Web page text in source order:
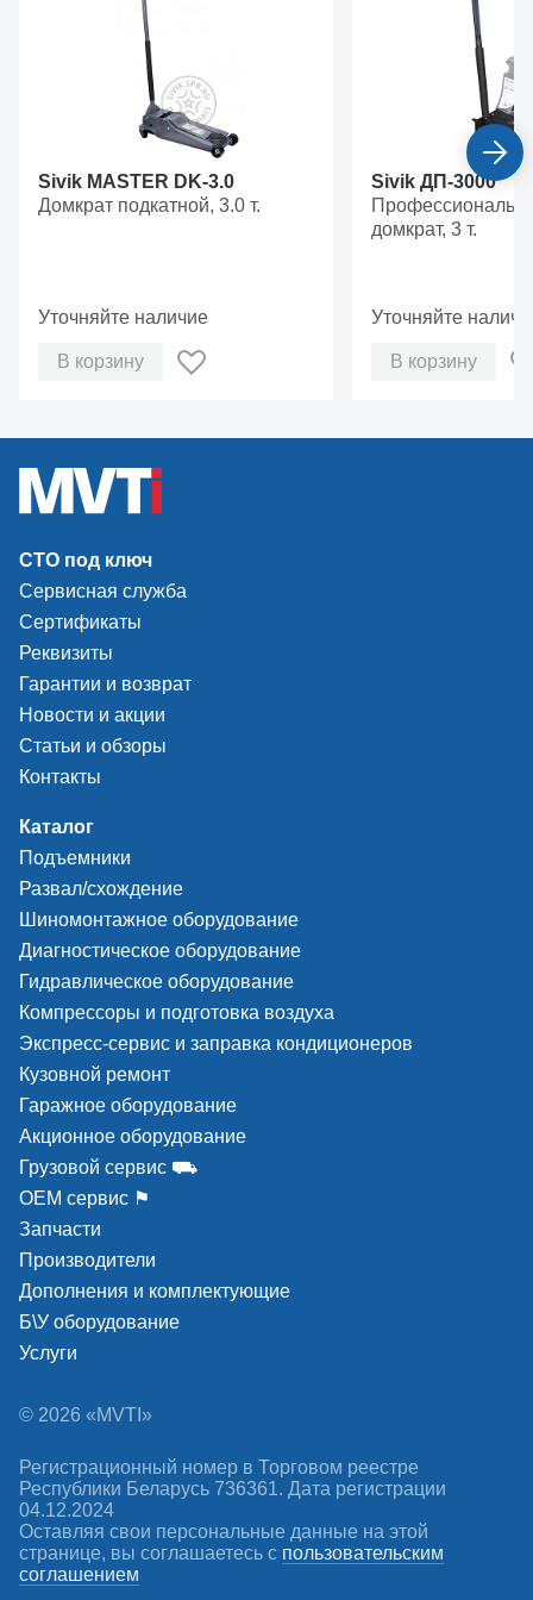
Sivik MASTER DK-3.0
Домкрат подкатной, 3.0 т.
Уточняйте наличие
В корзину
Sivik ДП-3000
домкрат, 3 т.
Уточняйте
В корзину
СТО под ключ
Сервисная служба
Сертификаты
Реквизиты
Гарантии и возврат
Новости и акции
Статьи и обзоры
Контакты
Каталог
Подъемники
Развал/схождение
Шиномонтажное оборудование
Диагностическое оборудование
Гидравлическое оборудование
Компрессоры и подготовка воздуха
Экспресс-сервис и заправка кондиционеров
Кузовной ремонт
Гаражное оборудование
Акционное оборудование
Грузовой сервис ⛟
ОЕМ сервис ⚑
Запчасти
Производители
Дополнения и комплектующие
Б\У оборудование
Услуги
© 2026 «MVTI»
Регистрационный номер в Торговом реестре
Республики Беларусь 736361. Дата регистрации
04.12.2024
Оставляя свои персональные данные на этой
странице, вы соглашаетесь c пользовательским
соглашением